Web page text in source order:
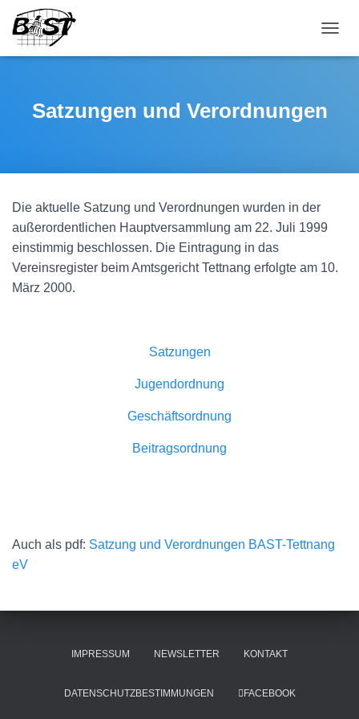
Satzungen und Verordnungen
Die aktuelle Satzung und Verordnungen wurden in der
außerordentlichen Hauptversammlung am 22. Juli 1999
einstimmig beschlossen. Die Eintragung in das
Vereinsregister beim Amtsgericht Tettnang erfolgte am 10.
März 2000.
Satzungen
Jugendordnung
Geschäftsordnung
Beitragsordnung
Auch als pdf: Satzung und Verordnungen BAST-Tettnang
eV
IMPRESSUM NEWSLETTER KONTAKT
DATENSCHUTZBESTIMMUNGEN FACEBOOK